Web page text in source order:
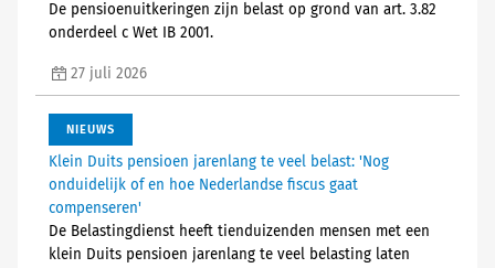
De pensioenuitkeringen zijn belast op grond van art. 3.82
onderdeel c Wet IB 2001.
27 juli 2026
NIEUWS
Klein Duits pensioen jarenlang te veel belast: 'Nog
onduidelijk of en hoe Nederlandse fiscus gaat
compenseren'
De Belastingdienst heeft tienduizenden mensen met een
klein Duits pensioen jarenlang te veel belasting laten